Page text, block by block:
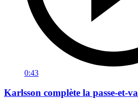
0:43
Karlsson complète la passe-et-va